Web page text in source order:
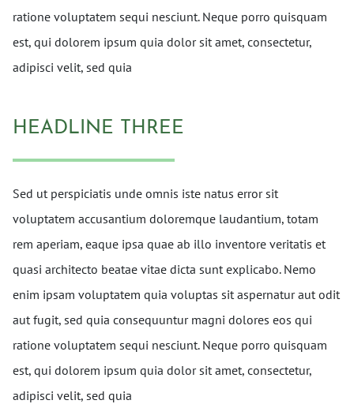
ratione voluptatem sequi nesciunt. Neque porro quisquam
est, qui dolorem ipsum quia dolor sit amet, consectetur,
adipisci velit, sed quia
HEADLINE THREE
Sed ut perspiciatis unde omnis iste natus error sit
voluptatem accusantium doloremque laudantium, totam
rem aperiam, eaque ipsa quae ab illo inventore veritatis et
quasi architecto beatae vitae dicta sunt explicabo. Nemo
enim ipsam voluptatem quia voluptas sit aspernatur aut odit
aut fugit, sed quia consequuntur magni dolores eos qui
ratione voluptatem sequi nesciunt. Neque porro quisquam
est, qui dolorem ipsum quia dolor sit amet, consectetur,
adipisci velit, sed quia